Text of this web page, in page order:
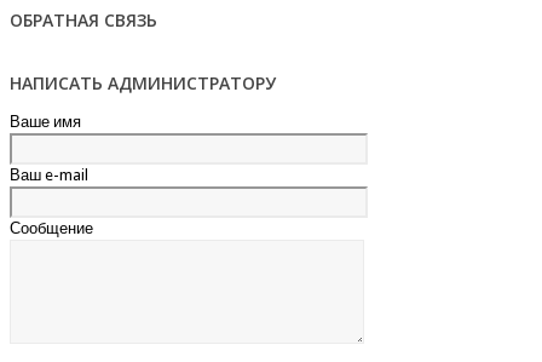
ОБРАТНАЯ СВЯЗЬ
НАПИСАТЬ АДМИНИСТРАТОРУ
Ваше имя
Ваш e-mail
Сообщение